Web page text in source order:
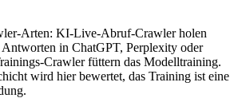
Arten: KI-Live-Abruf-Crawler holen
Antworten in ChatGPT, Perplexity oder
Crawler füttern das Modelltraining.
wird hier bewertet, das Training ist eine